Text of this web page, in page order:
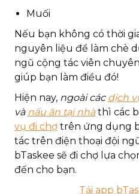
Muối
Nếu bạn không có thời
nguyên liệu để làm chè
ngũ cộng tác viên
giúp bạn làm điều đó!
Hiện nay, ngoài các dịch
và nấu ăn tại nhàthì các
vụ đi chợ trên ứng dụng
tác trên điện thoại đội
bTaskee sẽ đi chợ lựa
đến cho bạn.
Tải app